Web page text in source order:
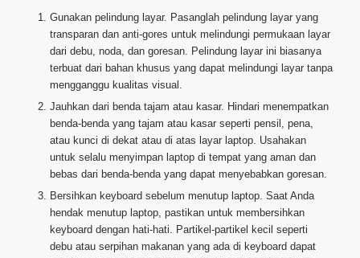
Gunakan pelindung layar. Pasanglah pelindung layar yang
transparan dan anti-gores untuk melindungi permukaan layar
dari debu, noda, dan goresan. Pelindung layar ini biasanya
terbuat dari bahan khusus yang dapat melindungi layar tanpa
mengganggu kualitas visual.
Jauhkan dari benda tajam atau kasar. Hindari menempatkan
benda-benda yang tajam atau kasar seperti pensil, pena,
atau kunci di dekat atau di atas layar laptop. Usahakan
untuk selalu menyimpan laptop di tempat yang aman dan
bebas dari benda-benda yang dapat menyebabkan goresan.
Bersihkan keyboard sebelum menutup laptop. Saat Anda
hendak menutup laptop, pastikan untuk membersihkan
keyboard dengan hati-hati. Partikel-partikel kecil seperti
debu atau serpihan makanan yang ada di keyboard dapat